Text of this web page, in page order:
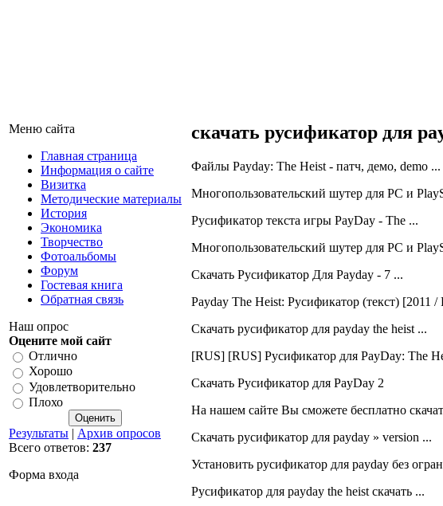
Меню сайта
Главная страница
Информация о сайте
Визитка
Методические материалы
История
Экономика
Творчество
Фотоальбомы
Форум
Гостевая книга
Обратная связь
Наш опрос
Оцените мой сайт
Отлично
Хорошо
Удовлетворительно
Плохо
Результаты | Архив опросов
Всего ответов: 237
Форма входа
скачать русификатор для
Файлы Payday: The Heist - патч, демо, demo ...
Многопользовательский шутер для PC и
Русификатор текста игры PayDay - The ...
Многопользовательский шутер для PC и
Скачать Русификатор Для Payday - 7 ...
Payday The Heist: Русификатор (текст) [2011 /
Скачать русификатор для payday the heist ...
[RUS] [RUS] Русификатор для PayDay: The
Скачать Русификатор для PayDay 2
На нашем сайте Вы сможете бесплатно
Скачать русификатор для payday » version ...
Установить русификатор для payday без
Русификатор для payday the heist скачать ...